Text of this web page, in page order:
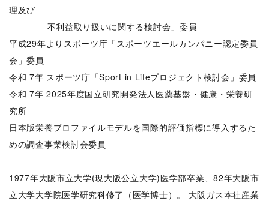
理及び
不利益取り扱いに関する検討会」委員
平成29年よりスポーツ庁「スポーツエールカンパニー認定委員
会」委員
令和 7年 スポーツ庁「Sport in Lifeプロジェクト検討会」委員
令和 7年 2025年度国立研究開発法人医薬基盤・健康・栄養研
究所
日本版栄養プロファイルモデルを国際的評価指標に導入するた
めの調査事業検討会委員
1977年大阪市立大学(現大阪公立大学)医学部卒業、82年大阪市
立大学大学院医学研究科修了（医学博士）。 大阪ガス本社産業